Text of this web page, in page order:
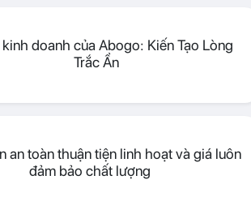
kinh doanh của Abogo: Kiến Tạo Lòng
Trắc Ẩn
an toàn thuận tiện linh hoạt và giá luôn
đảm bảo chất lượng